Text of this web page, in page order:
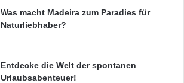
Was macht Madeira zum Paradies für
Naturliebhaber?
Entdecke die Welt der spontanen
Urlaubsabenteuer!